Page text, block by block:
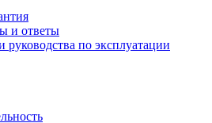
и ответы
по эксплуатации